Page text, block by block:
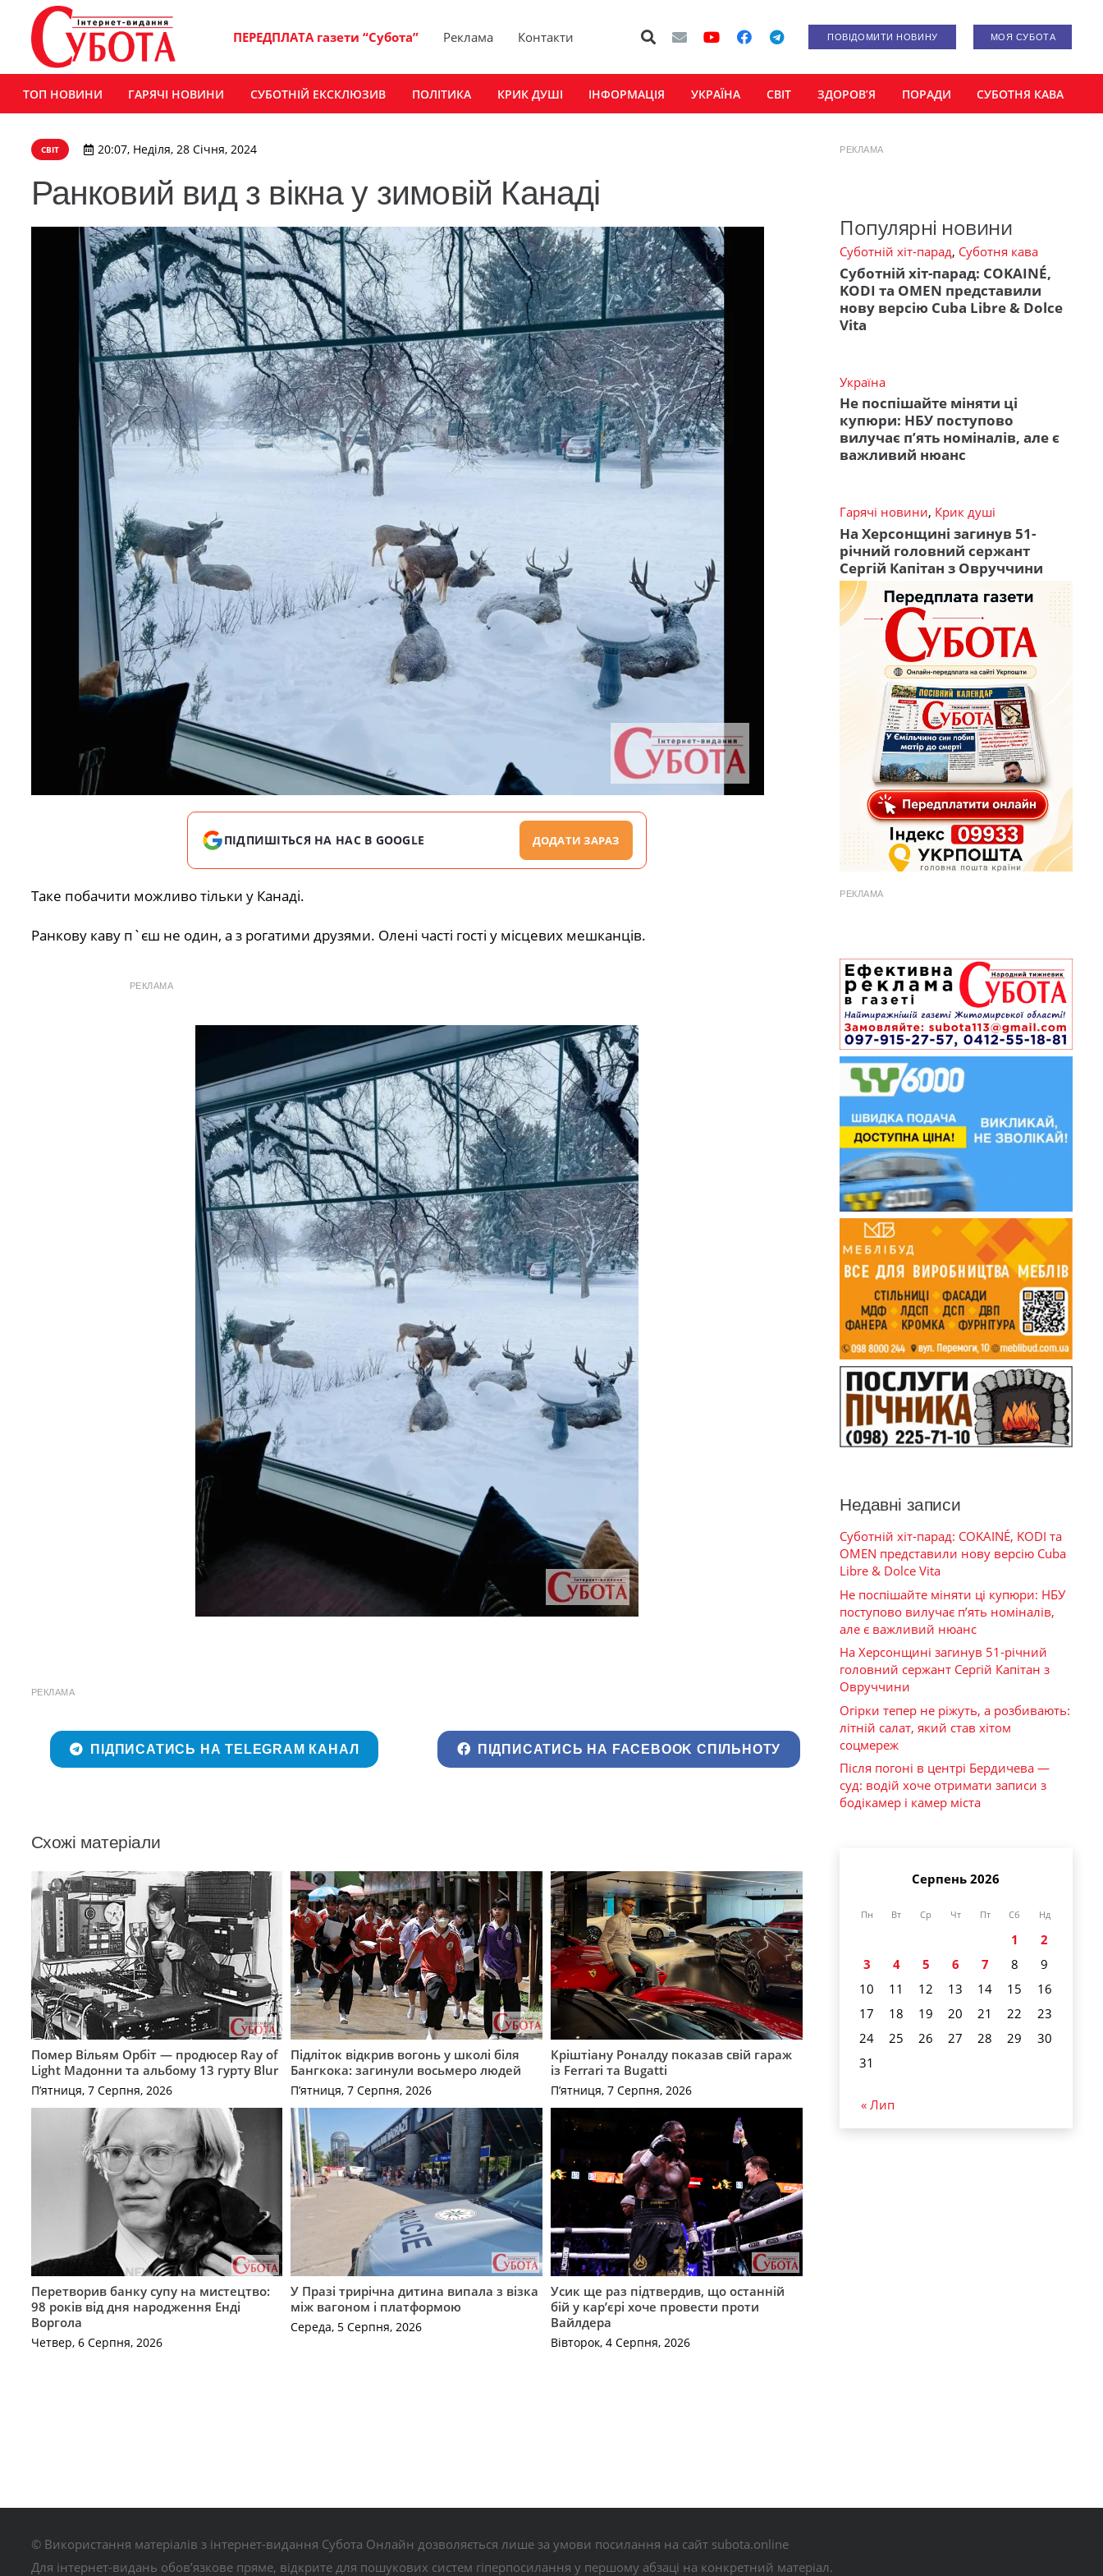
ПЕРЕДПЛАТА газети “Субота” Реклама Контакти ПОВІДОМИТИ НОВИНУ МОЯ СУБОТА
ТОП НОВИНИ ГАРЯЧІ НОВИНИ СУБОТНІЙ ЕКСКЛЮЗИВ ПОЛІТИКА КРИК ДУШІ ІНФОРМАЦІЯ УКРАЇНА СВІТ ЗДОРОВ’Я ПОРАДИ СУБОТНЯ КАВА
СВІТ 20:07, Неділя, 28 Січня, 2024
Ранковий вид з вікна у зимовій Канаді
ПІДПИШІТЬСЯ НА НАС В GOOGLE ДОДАТИ ЗАРАЗ
Таке побачити можливо тільки у Канаді.
Ранкову каву п`єш не один, а з рогатими друзями. Олені часті гості у місцевих мешканців.
РЕКЛАМА
РЕКЛАМА
ПІДПИСАТИСЬ НА TELEGRAM КАНАЛ ПІДПИСАТИСЬ НА FACEBOOK СПІЛЬНОТУ
Схожі матеріали
Помер Вільям Орбіт — продюсер Ray of
Light Мадонни та альбому 13 гурту Blur
П’ятниця, 7 Серпня, 2026
Підліток відкрив вогонь у школі біля
Бангкока: загинули восьмеро людей
П’ятниця, 7 Серпня, 2026
Кріштіану Роналду показав свій гараж
із Ferrari та Bugatti
П’ятниця, 7 Серпня, 2026
Перетворив банку супу на мистецтво:
98 років від дня народження Енді
Воргола
Четвер, 6 Серпня, 2026
У Празі трирічна дитина випала з візка
між вагоном і платформою
Середа, 5 Серпня, 2026
Усик ще раз підтвердив, що останній
бій у кар’єрі хоче провести проти
Вайлдера
Вівторок, 4 Серпня, 2026
РЕКЛАМА
Популярні новини
Суботній хіт-парад, Суботня кава
Суботній хіт-парад: COKAINÉ,
KODI та OMEN представили
нову версію Cuba Libre & Dolce
Vita
Україна
Не поспішайте міняти ці
купюри: НБУ поступово
вилучає п’ять номіналів, але є
важливий нюанс
Гарячі новини, Крик душі
На Херсонщині загинув 51-
річний головний сержант
Сергій Капітан з Овруччини
РЕКЛАМА
Недавні записи
Суботній хіт-парад: COKAINÉ, KODI та
OMEN представили нову версію Cuba
Libre & Dolce Vita
Не поспішайте міняти ці купюри: НБУ
поступово вилучає п’ять номіналів,
але є важливий нюанс
На Херсонщині загинув 51-річний
головний сержант Сергій Капітан з
Овруччини
Огірки тепер не ріжуть, а розбивають:
літній салат, який став хітом
соцмереж
Після погоні в центрі Бердичева —
суд: водій хоче отримати записи з
бодікамер і камер міста
Серпень 2026
Пн Вт Ср Чт Пт Сб Нд
1
2
3
4 5 6 7 8
9
10
11 12 13 14 15
16
17
18 19 20 21 22
23
24
25 26 27 28 29
30
31
« Лип
© Використання матеріалів з інтернет-видання Субота Онлайн дозволяється лише за умови посилання на сайт subota.online
Для інтернет-видань обов’язкове пряме, відкрите для пошукових систем гіперпосилання у першому абзаці на конкретний матеріал.